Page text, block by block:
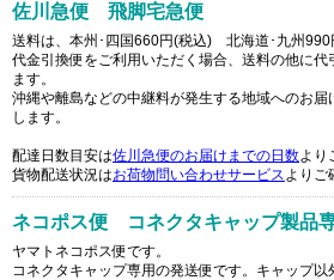
佐川急便 飛脚宅急便
送料は、本州･四国660円(税込) 北海道･九州990
代金引換便をご利用いただく場合、送料の他に代
ます。
沖縄や離島などの中継料が発生する地域へのお
します。
配達日数目安は佐川急便のお届けまでの日数より
貨物配送状況はお荷物問い合わせサービスよりご
ネコポス便 コネクタキャップ製品
ヤマトネコポス便です。
コネクタキャップ専用の発送便です。キャップ以